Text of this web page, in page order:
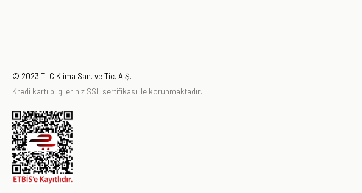
© 2023 TLC Klima San. ve Tic. A.Ş.
Kredi kartı bilgileriniz SSL sertifikası ile korunmaktadır.